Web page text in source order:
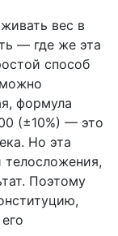
вес в
— где же эта
способ
формула
(±10%) — это
Но эта
телосложения,
Поэтому